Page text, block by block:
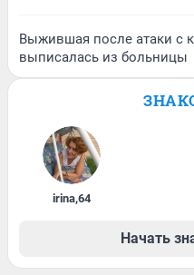
Выжившая после атаки с
выписалась из больницы
irina,64
Начать